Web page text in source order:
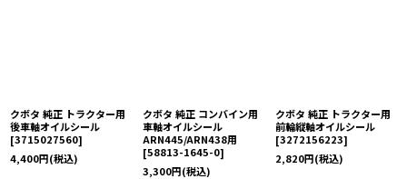
クボタ 純正 トラクター用
後車軸オイルシール
[3715027560]
4,400円(税込)
クボタ 純正 コンバイン用
車軸オイルシール
ARN445/ARN438用
[58813-1645-0]
3,300円(税込)
クボタ 純正 トラクター用
前輪縦軸オイルシール
[3272156223]
2,820円(税込)